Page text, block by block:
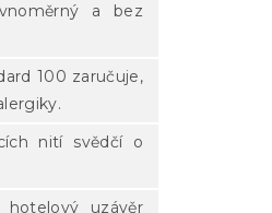
a bez
100 zaručuje,
nití svědčí o
uzávěr